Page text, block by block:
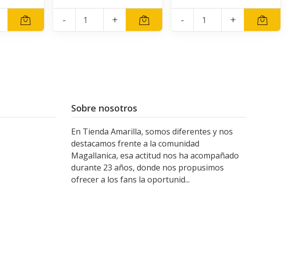
- + - +
Sobre nosotros
En Tienda Amarilla, somos diferentes y nos
destacamos frente a la comunidad
Magallanica, esa actitud nos ha acompañado
durante 23 años, donde nos propusimos
ofrecer a los fans la oportunid...